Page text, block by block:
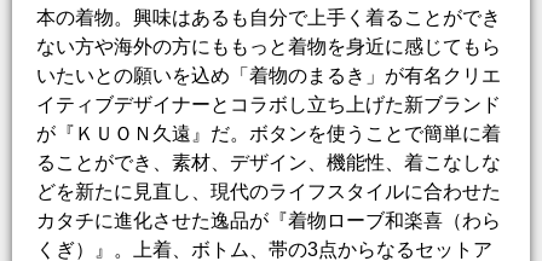
本の着物。興味はあるも自分で上手く着ることができ
ない方や海外の方にももっと着物を身近に感じてもら
いたいとの願いを込め「着物のまるき」が有名クリエ
イティブデザイナーとコラボし立ち上げた新ブランド
が『ＫＵＯＮ久遠』だ。ボタンを使うことで簡単に着
ることができ、素材、デザイン、機能性、着こなしな
どを新たに見直し、現代のライフスタイルに合わせた
カタチに進化させた逸品が『着物ローブ和楽喜（わら
くぎ）』。上着、ボトム、帯の3点からなるセットア